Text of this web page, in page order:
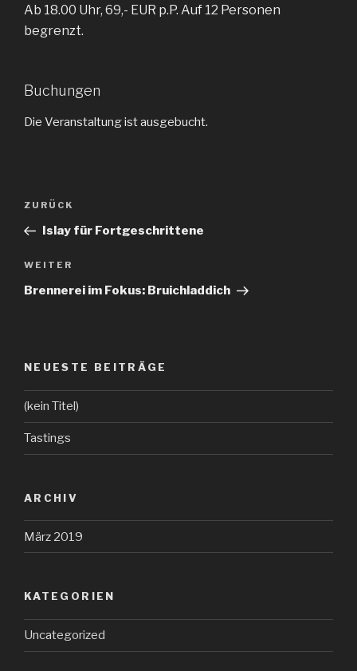
Ab 18.00 Uhr, 69,- EUR p.P. Auf 12 Personen
begrenzt.
Buchungen
Die Veranstaltung ist ausgebucht.
Beitragsnavigation
Vorheriger
Beitrag
ZURÜCK
Islay für Fortgeschrittene
Nächster
Beitrag
WEITER
Brennerei im Fokus: Bruichladdich
NEUESTE BEITRÄGE
(kein Titel)
Tastings
ARCHIV
März 2019
KATEGORIEN
Uncategorized